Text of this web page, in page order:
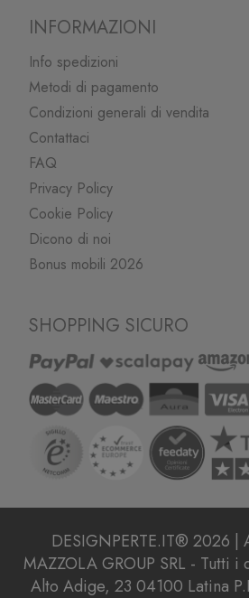
INFORMAZIONI
Info spedizioni
Metodi di pagamento
Condizioni generali di vendita
Contattaci
FAQ
Privacy Policy
Cookie Policy
Dicono di noi
Bonus mobili 2026
SHOPPING SICURO
DESIGNPERTE.IT® 2026 |
MAZZOLA GROUP SRL - Tutti
Alto Adige, 23 04100 Latina